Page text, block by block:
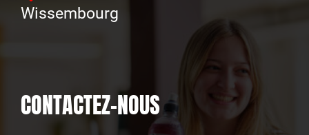
Wissembourg
CONTACTEZ-NOUS